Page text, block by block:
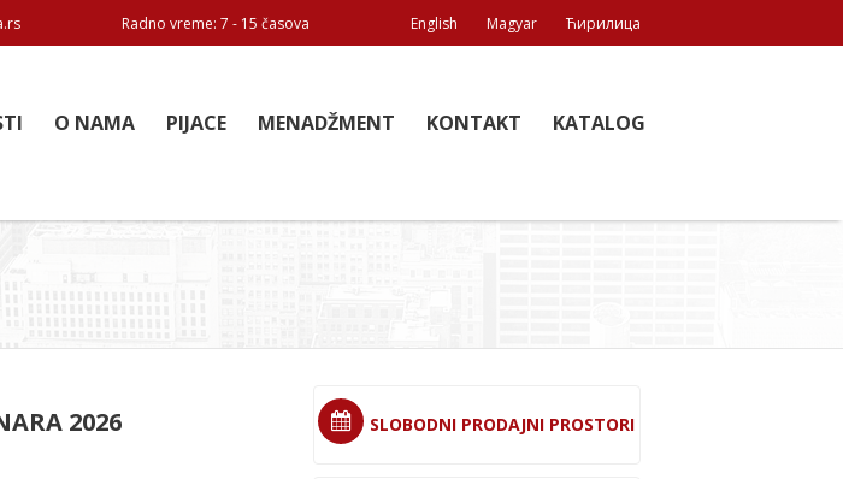
Radno vreme: 7 - 15 časova English Magyar Ћирилица
O NAMA PIJACE MENADŽMENT KONTAKT KATALOG
2026 SLOBODNI PRODAJNI PROSTORI